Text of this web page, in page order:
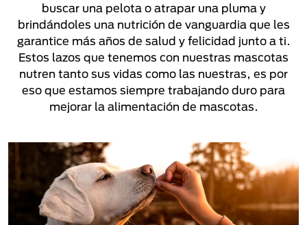
buscar una pelota o atrapar una pluma y
brindándoles una nutrición de vanguardia que les
garantice más años de salud y felicidad junto a ti.
Estos lazos que tenemos con nuestras mascotas
nutren tanto sus vidas como las nuestras, es por
eso que estamos siempre trabajando duro para
mejorar la alimentación de mascotas.